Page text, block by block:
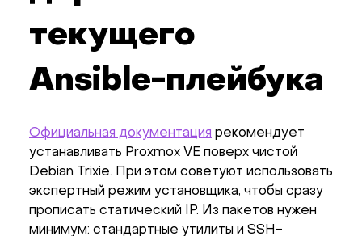
текущего
Ansible-плейбука
Официальная документация рекомендует
устанавливать Proxmox VE поверх чистой
Debian Trixie. При этом советуют использовать
экспертный режим установщика, чтобы сразу
прописать статический IP. Из пакетов нужен
минимум: стандартные утилиты и SSH-